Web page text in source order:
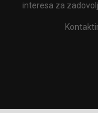
interesa za